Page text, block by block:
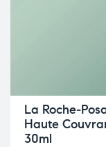
La Roche-
Haute
30ml